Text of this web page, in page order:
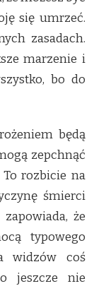
się umrzeć.
zasadach.
marzenie i
bo do
będą
zepchnąć
To rozbicie na
śmierci
że
typowego
widzów coś
jeszcze nie